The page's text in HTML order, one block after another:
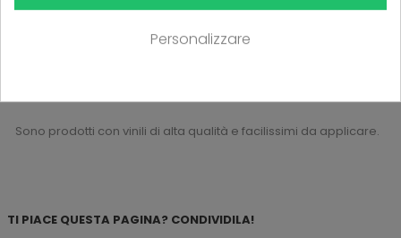
Sono prodotti con vinili di alta qualità e facilissimi da applicare.
TI PIACE QUESTA PAGINA? CONDIVIDILA!
Personalizzare